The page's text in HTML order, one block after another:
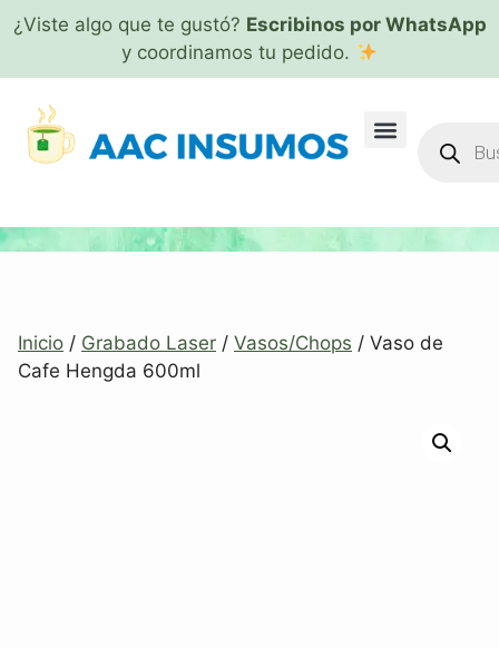
¿Viste algo que te gustó? Escribinos por WhatsApp
y coordinamos tu pedido.
Inicio / Grabado Laser / Vasos/Chops / Vaso de
Cafe Hengda 600ml